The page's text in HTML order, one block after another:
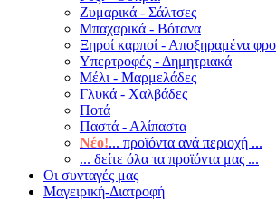
Ζυμαρικά - Σάλτσες
Μπαχαρικά - Βότανα
Ξηροί καρποί - Αποξηραμένα
Υπερτροφές - Δημητριακά
Μέλι - Μαρμελάδες
Γλυκά - Χαλβάδες
Ποτά
Παστά - Αλίπαστα
Νέο!... προϊόντα ανά περιοχή ...
... δείτε όλα τα προϊόντα μας ...
Οι συνταγές μας
Μαγειρική-Διατροφή